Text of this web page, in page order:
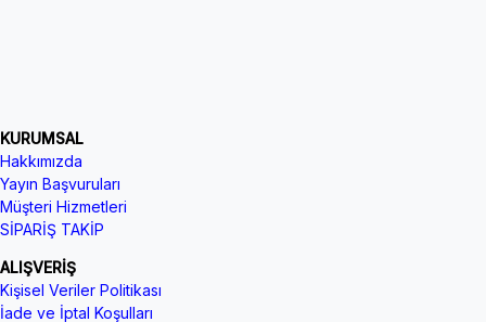
KURUMSAL
Hakkımızda
Yayın Başvuruları
Müşteri Hizmetleri
SİPARİŞ TAKİP
ALIŞVERİŞ
Kişisel Veriler Politikası
İade ve İptal Koşulları